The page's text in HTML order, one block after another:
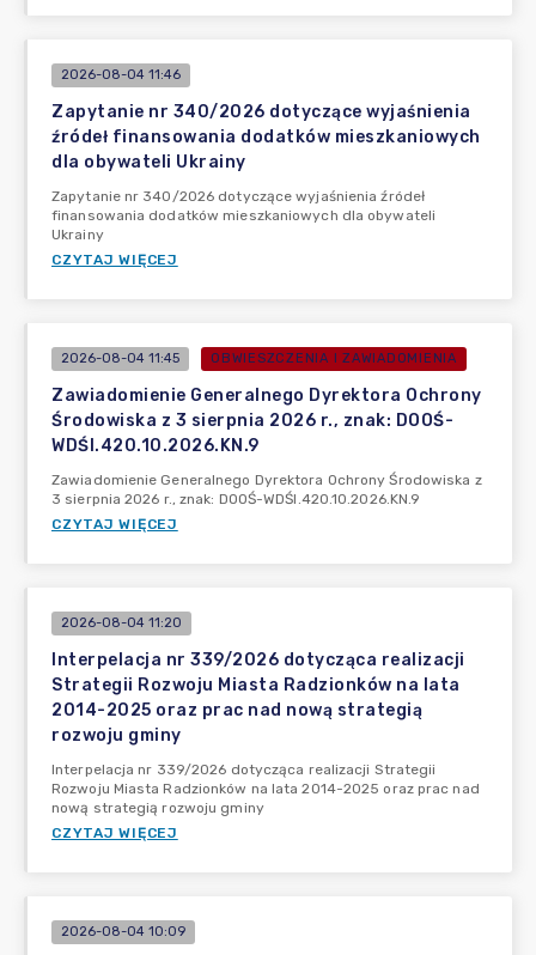
2026-08-04 11:46
Zapytanie nr 340/2026 dotyczące wyjaśnienia
źródeł finansowania dodatków mieszkaniowych
dla obywateli Ukrainy
Zapytanie nr 340/2026 dotyczące wyjaśnienia źródeł
finansowania dodatków mieszkaniowych dla obywateli
Ukrainy
CZYTAJ WIĘCEJ
2026-08-04 11:45 OBWIESZCZENIA I ZAWIADOMIENIA
Zawiadomienie Generalnego Dyrektora Ochrony
Środowiska z 3 sierpnia 2026 r., znak: DOOŚ-
WDŚI.420.10.2026.KN.9
Zawiadomienie Generalnego Dyrektora Ochrony Środowiska z
3 sierpnia 2026 r., znak: DOOŚ-WDŚI.420.10.2026.KN.9
CZYTAJ WIĘCEJ
2026-08-04 11:20
Interpelacja nr 339/2026 dotycząca realizacji
Strategii Rozwoju Miasta Radzionków na lata
2014-2025 oraz prac nad nową strategią
rozwoju gminy
Interpelacja nr 339/2026 dotycząca realizacji Strategii
Rozwoju Miasta Radzionków na lata 2014-2025 oraz prac nad
nową strategią rozwoju gminy
CZYTAJ WIĘCEJ
2026-08-04 10:09